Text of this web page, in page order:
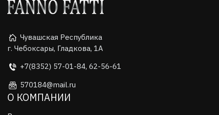
Чувашская Республика
г. Чебоксары, Гладкова, 1А
+7(8352) 57-01-84, 62-56-61
570184@mail.ru
О КОМПАНИИ